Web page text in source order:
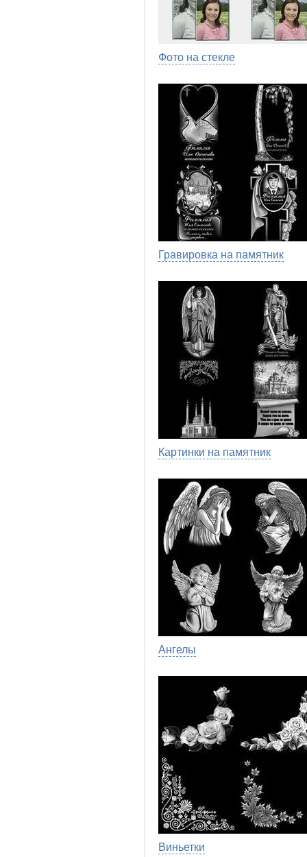
Фото на стекле
Гравировка на памятник
Картинки на памятник
Ангелы
Виньетки